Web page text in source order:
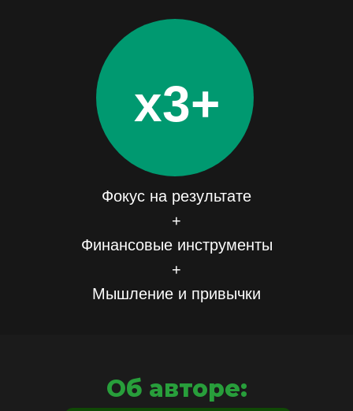
х3+
Фокус на результате
+
Финансовые инструменты
+
Мышление и привычки
Об авторе: